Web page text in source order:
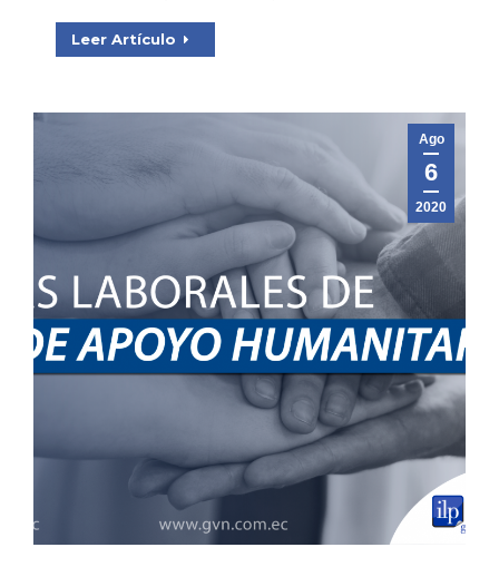
Leer Artículo
Ago
6
2020